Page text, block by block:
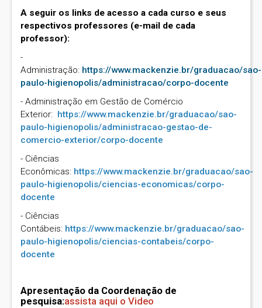
A seguir os links de acesso a cada curso e seus
respectivos professores (e-mail de cada
professor):
-
Administração: https://www.mackenzie.br/graduacao/sao-
paulo-higienopolis/administracao/corpo-docente
- Administração em Gestão de Comércio
Exterior: https://www.mackenzie.br/graduacao/sao-
paulo-higienopolis/administracao-gestao-de-
comercio-exterior/corpo-docente
- Ciências
Econômicas: https://www.mackenzie.br/graduacao/sao-
paulo-higienopolis/ciencias-economicas/corpo-
docente
- Ciências
Contábeis: https://www.mackenzie.br/graduacao/sao-
paulo-higienopolis/ciencias-contabeis/corpo-
docente
Apresentação da Coordenação de
pesquisa:assista aqui o Video